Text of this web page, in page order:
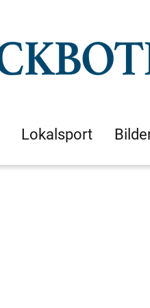
Lokalsport